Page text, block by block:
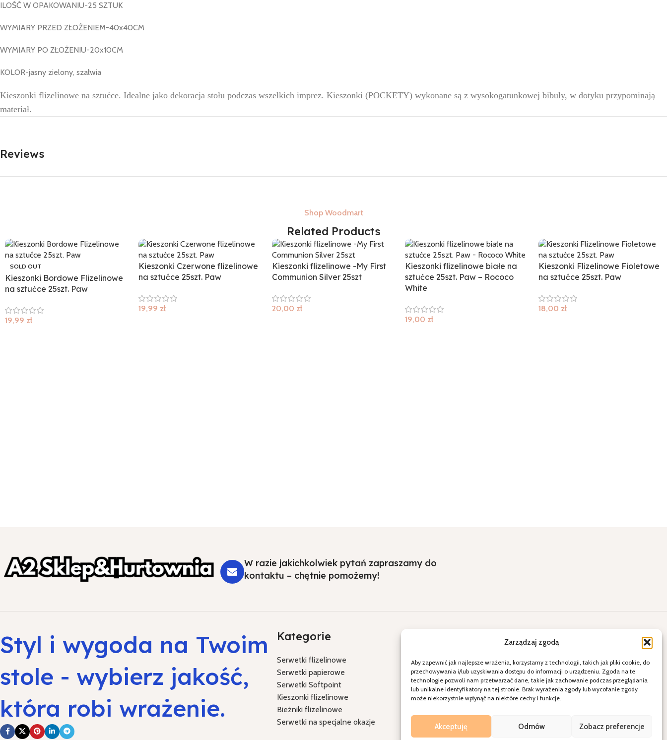
Zarządzaj zgodą
Aby zapewnić jak najlepsze wrażenia, korzystamy z technologii, takich jak pliki cookie, do
przechowywania i/lub uzyskiwania dostępu do informacji o urządzeniu. Zgoda na te
technologie pozwoli nam przetwarzać dane, takie jak zachowanie podczas przeglądania
lub unikalne identyfikatory na tej stronie. Brak wyrażenia zgody lub wycofanie zgody
może niekorzystnie wpłynąć na niektóre cechy i funkcje.
Akceptuję Odmów Zobacz preferencje
ILOŚĆ W OPAKOWANIU-25 SZTUK
WYMIARY PRZED ZŁOŻENIEM-40x40CM
WYMIARY PO ZŁOŻENIU-20x10CM
KOLOR-jasny zielony, szałwia
Kieszonki flizelinowe na sztućce. Idealne jako dekoracja stołu podczas wszelkich imprez. Kieszonki (POCKETY) wykonane są z wysokogatunkowej bibuły, w dotyku przypominają
materiał.
Reviews
Shop Woodmart
Related Products
SOLD OUT
Kieszonki Bordowe Flizelinowe
na sztućce 25szt. Paw
19,99 zł
Kieszonki Czerwone flizelinowe
na sztućce 25szt. Paw
19,99 zł
Kieszonki flizelinowe -My First
Communion Silver 25szt
20,00 zł
Kieszonki flizelinowe białe na
sztućce 25szt. Paw – Rococo
White
19,00 zł
Kieszonki Flizelinowe Fioletowe
na sztućce 25szt. Paw
18,00 zł
W razie jakichkolwiek pytań zapraszamy do
kontaktu – chętnie pomożemy!
Styl i wygoda na Twoim
stole - wybierz jakość,
która robi wrażenie.
Kategorie
Serwetki flizelinowe
Serwetki papierowe
Serwetki Softpoint
Kieszonki flizelinowe
Bieżniki flizelinowe
Serwetki na specjalne okazje
Chrzest Święty
Komunia Święta
Ślub i wesele
Boże Narodzenie
Kontakt
E-mail: a2.sklepihurtownia@vp.pl
Telefon: 538 678 797
21-080 Garbów ul. Krakowskie
Przedmieście 15
Regulamin sklepu